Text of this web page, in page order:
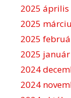
2025 április
2025
2025
2025 január
2024
2024